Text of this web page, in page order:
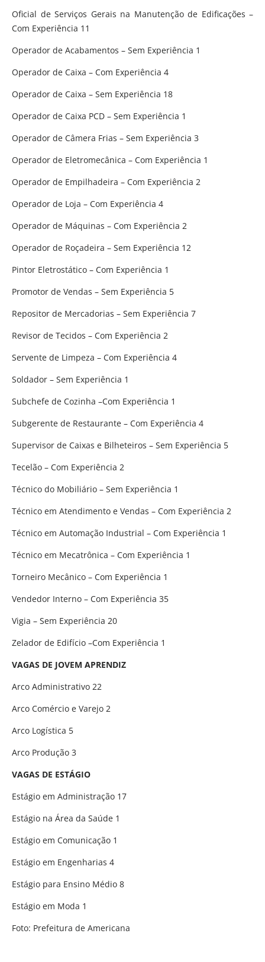
Oficial de Serviços Gerais na Manutenção de Edificações –
Com Experiência 11
Operador de Acabamentos – Sem Experiência 1
Operador de Caixa – Com Experiência 4
Operador de Caixa – Sem Experiência 18
Operador de Caixa PCD – Sem Experiência 1
Operador de Câmera Frias – Sem Experiência 3
Operador de Eletromecânica – Com Experiência 1
Operador de Empilhadeira – Com Experiência 2
Operador de Loja – Com Experiência 4
Operador de Máquinas – Com Experiência 2
Operador de Roçadeira – Sem Experiência 12
Pintor Eletrostático – Com Experiência 1
Promotor de Vendas – Sem Experiência 5
Repositor de Mercadorias – Sem Experiência 7
Revisor de Tecidos – Com Experiência 2
Servente de Limpeza – Com Experiência 4
Soldador – Sem Experiência 1
Subchefe de Cozinha –Com Experiência 1
Subgerente de Restaurante – Com Experiência 4
Supervisor de Caixas e Bilheteiros – Sem Experiência 5
Tecelão – Com Experiência 2
Técnico do Mobiliário – Sem Experiência 1
Técnico em Atendimento e Vendas – Com Experiência 2
Técnico em Automação Industrial – Com Experiência 1
Técnico em Mecatrônica – Com Experiência 1
Torneiro Mecânico – Com Experiência 1
Vendedor Interno – Com Experiência 35
Vigia – Sem Experiência 20
Zelador de Edifício –Com Experiência 1
VAGAS DE JOVEM APRENDIZ
Arco Administrativo 22
Arco Comércio e Varejo 2
Arco Logística 5
Arco Produção 3
VAGAS DE ESTÁGIO
Estágio em Administração 17
Estágio na Área da Saúde 1
Estágio em Comunicação 1
Estágio em Engenharias 4
Estágio para Ensino Médio 8
Estágio em Moda 1
Foto: Prefeitura de Americana